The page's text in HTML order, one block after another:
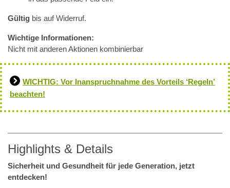
Gültig bis auf Widerruf.
Wichtige Informationen:
Nicht mit anderen Aktionen kombinierbar
WICHTIG: Vor Inanspruchnahme des Vorteils ‘Regeln’
beachten!
Highlights & Details
Sicherheit und Gesundheit für jede Generation, jetzt
entdecken!